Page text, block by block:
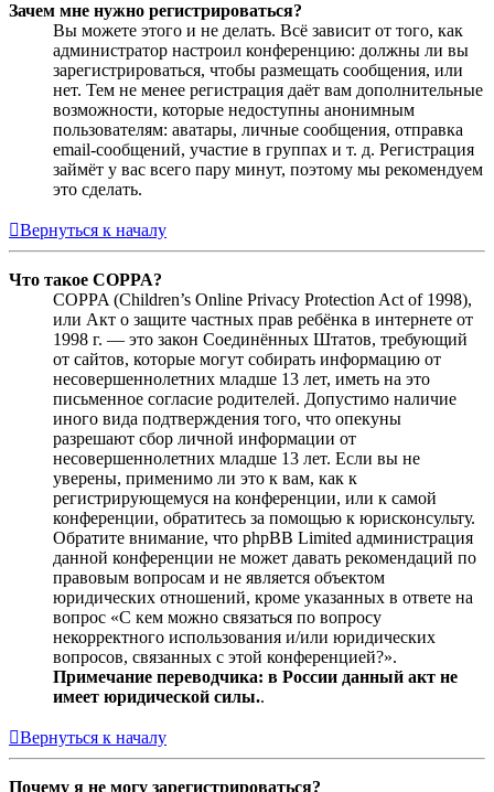
Зачем мне нужно регистрироваться?
Вы можете этого и не делать. Всё зависит от того, как
администратор настроил конференцию: должны ли вы
зарегистрироваться, чтобы размещать сообщения, или
нет. Тем не менее регистрация даёт вам дополнительные
возможности, которые недоступны анонимным
пользователям: аватары, личные сообщения, отправка
email-сообщений, участие в группах и т. д. Регистрация
займёт у вас всего пару минут, поэтому мы рекомендуем
это сделать.
Вернуться к началу
Что такое COPPA?
COPPA (Children’s Online Privacy Protection Act of 1998),
или Акт о защите частных прав ребёнка в интернете от
1998 г. — это закон Соединённых Штатов, требующий
от сайтов, которые могут собирать информацию от
несовершеннолетних младше 13 лет, иметь на это
письменное согласие родителей. Допустимо наличие
иного вида подтверждения того, что опекуны
разрешают сбор личной информации от
несовершеннолетних младше 13 лет. Если вы не
уверены, применимо ли это к вам, как к
регистрирующемуся на конференции, или к самой
конференции, обратитесь за помощью к юрисконсульту.
Обратите внимание, что phpBB Limited администрация
данной конференции не может давать рекомендаций по
правовым вопросам и не является объектом
юридических отношений, кроме указанных в ответе на
вопрос «С кем можно связаться по вопросу
некорректного использования и/или юридических
вопросов, связанных с этой конференцией?».
Примечание переводчика: в России данный акт не
имеет юридической силы..
Вернуться к началу
Почему я не могу зарегистрироваться?